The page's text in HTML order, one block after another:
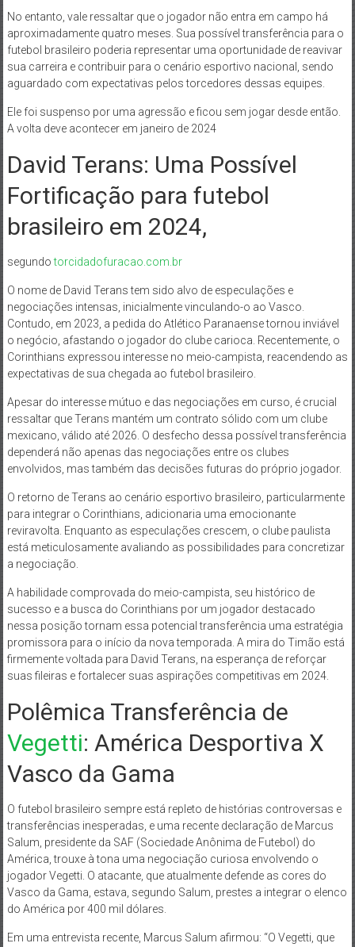
No entanto, vale ressaltar que o jogador não entra em campo há
aproximadamente quatro meses. Sua possível transferência para o
futebol brasileiro poderia representar uma oportunidade de reavivar
sua carreira e contribuir para o cenário esportivo nacional, sendo
aguardado com expectativas pelos torcedores dessas equipes.
Ele foi suspenso por uma agressão e ficou sem jogar desde então.
A volta deve acontecer em janeiro de 2024
David Terans: Uma Possível
Fortificação para futebol
brasileiro em 2024,
segundotorcidadofuracao.com.br
O nome de David Terans tem sido alvo de especulações e
negociações intensas, inicialmente vinculando-o ao Vasco.
Contudo, em 2023, a pedida do Atlético Paranaense tornou inviável
o negócio, afastando o jogador do clube carioca. Recentemente, o
Corinthians expressou interesse no meio-campista, reacendendo as
expectativas de sua chegada ao futebol brasileiro.
Apesar do interesse mútuo e das negociações em curso, é crucial
ressaltar que Terans mantém um contrato sólido com um clube
mexicano, válido até 2026. O desfecho dessa possível transferência
dependerá não apenas das negociações entre os clubes
envolvidos, mas também das decisões futuras do próprio jogador.
O retorno de Terans ao cenário esportivo brasileiro, particularmente
para integrar o Corinthians, adicionaria uma emocionante
reviravolta. Enquanto as especulações crescem, o clube paulista
está meticulosamente avaliando as possibilidades para concretizar
a negociação.
A habilidade comprovada do meio-campista, seu histórico de
sucesso e a busca do Corinthians por um jogador destacado
nessa posição tornam essa potencial transferência uma estratégia
promissora para o início da nova temporada. A mira do Timão está
firmemente voltada para David Terans, na esperança de reforçar
suas fileiras e fortalecer suas aspirações competitivas em 2024.
Polêmica Transferência de
Vegetti: América Desportiva X
Vasco da Gama
O futebol brasileiro sempre está repleto de histórias controversas e
transferências inesperadas, e uma recente declaração de Marcus
Salum, presidente da SAF (Sociedade Anônima de Futebol) do
América, trouxe à tona uma negociação curiosa envolvendo o
jogador Vegetti. O atacante, que atualmente defende as cores do
Vasco da Gama, estava, segundo Salum, prestes a integrar o elenco
do América por 400 mil dólares.
Em uma entrevista recente, Marcus Salum afirmou: “O Vegetti, que